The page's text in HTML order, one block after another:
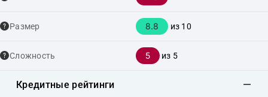
Размер 8.8 из 10
Сложность 5 из 5
Кредитные рейтинги